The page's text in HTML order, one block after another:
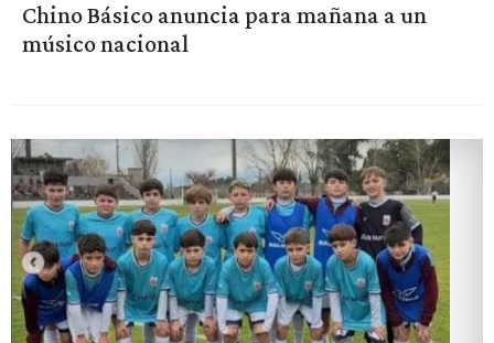
Chino Básico anuncia para mañana a un
músico nacional